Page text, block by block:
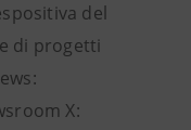
del
di progetti
X: